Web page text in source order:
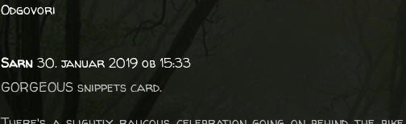
Odgovori
Sarn 30. januar 2019 ob 15:33
GORGEOUS snippets card.